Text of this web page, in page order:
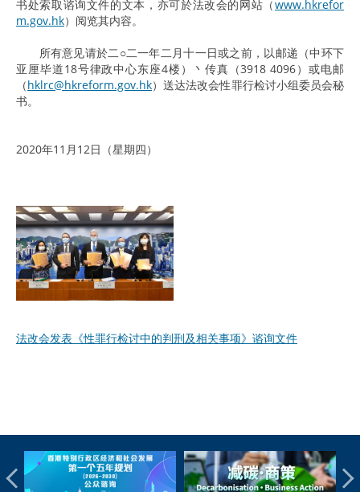
书处索取谘询文件的文本，亦可於法改会的网站（www.hkrefor
m.gov.hk）阅览其内容。
所有意见请於二○二一年二月十一日或之前，以邮递（中环下
亚厘毕道18号律政中心东座4楼）丶传真（3918 4096）或电邮
（hklrc@hkreform.gov.hk）送达法改会性罪行检讨小组委员会秘
书。
2020年11月12日（星期四）
法改会发表《性罪行检讨中的判刑及相关事项》谘询文件